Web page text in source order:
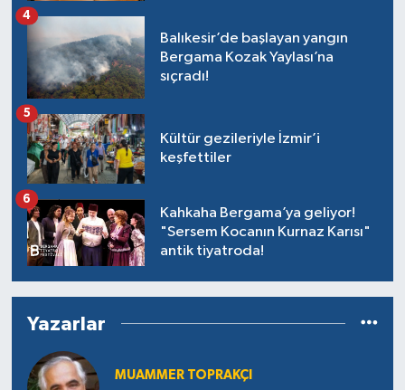
Balıkesir’de başlayan yangın
Bergama Kozak Yaylası’na
sıçradı!
4
Kültür gezileriyle İzmir’i
keşfettiler
5
Kahkaha Bergama’ya geliyor!
"Sersem Kocanın Kurnaz Karısı"
antik tiyatroda!
6
Yazarlar
MUAMMER TOPRAKÇI